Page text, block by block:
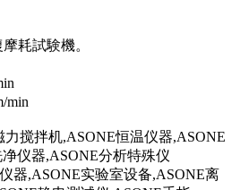
耗試験機。
min
搅拌机,ASONE恒温仪器,ASONE
仪器,ASONE分析特殊仪
器,ASONE实验室设备,ASONE离